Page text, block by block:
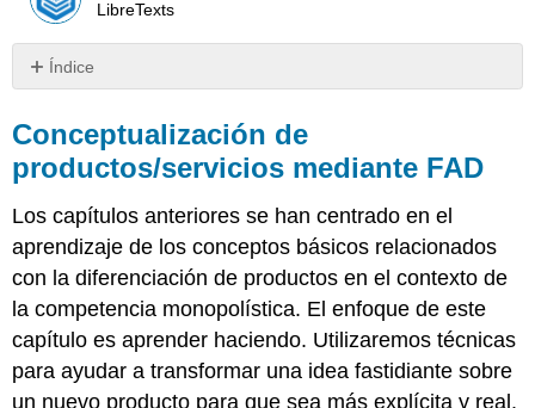
LibreTexts
Índice
productos/servicios
mediante
Conceptualización de
productos/servicios mediante FAD
Los capítulos anteriores se han centrado en el
aprendizaje de los conceptos básicos relacionados
con la diferenciación de productos en el contexto de
la competencia monopolística. El enfoque de este
capítulo es aprender haciendo. Utilizaremos técnicas
para ayudar a transformar una idea fastidiante sobre
un nuevo producto para que sea más explícita y real.